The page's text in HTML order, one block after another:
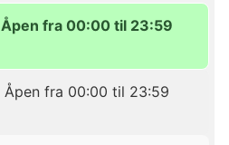
Åpen fra 00:00 til 23:59
Åpen fra 00:00 til 23:59